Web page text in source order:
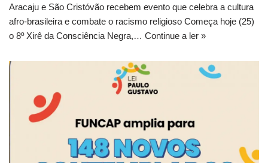
Aracaju e São Cristóvão recebem evento que celebra a cultura
afro-brasileira e combate o racismo religioso Começa hoje (25)
o 8º Xirê da Consciência Negra,… Continue a ler »